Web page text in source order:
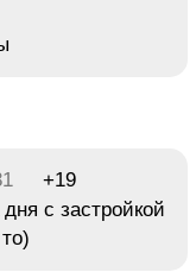
+19
с застройкой